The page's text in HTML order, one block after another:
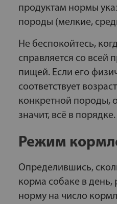
продуктам нормы
породы (мелкие,
Не беспокойтесь,
справляется со всей
пищей. Если его
соответствует
конкретной породы,
значит, всё в порядке.
Режим
Определившись,
корма собаке в день,
норму на число